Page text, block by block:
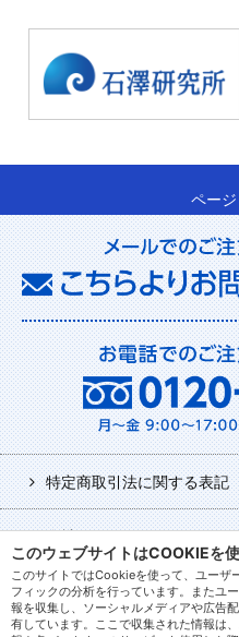
このウェブサイトはCOOKIEを
このサイトではCookieを使って、ユーザ
フィックの分析を行っています。またユ
報を収集し、ソーシャルメディアや広告
有しています。ここで収集された情報は
ペー
特定商取引法に関する表記
会社について
利用規約